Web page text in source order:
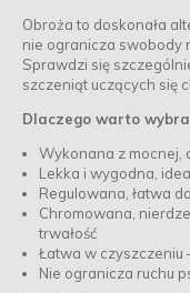
Obroża to doskonała
nie ogranicza swobody
Sprawdzi się
szczeniąt uczących się
Dlaczego warto
Wykonana z mocnej,
Lekka i wygodna,
Regulowana, łatwa
Chromowana,
trwałość
Łatwa w czyszczeniu
Nie ogranicza ruchu